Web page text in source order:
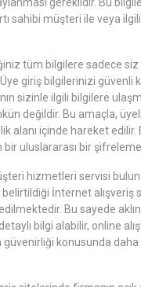
sahibi müşteri ile veya
tüm bilgilere sadece siz
giriş bilgilerinizi güvenli
sizinle ilgili bilgilere
değildir. Bu amaçla,
alanı içinde hareket edilir.
uluslararası bir şifreleme
hizmetleri servisi
İnternet alışveriş
Bu sayede
bilgi alabilir, online
konusunda daha